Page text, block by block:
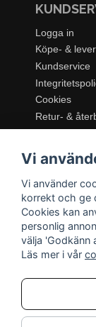
Logga in
Köpe- &
Kundservice
Cookies
Retur- &
Dukning &
Kök &
Belysning
Textil &
Möbler
Vi
Vi använder
korrekt och ge
Cookies kan
personlig
välja 'Godkänn
Läs mer i vår